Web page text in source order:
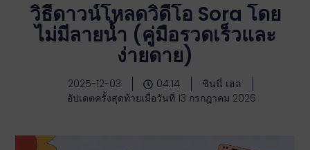
วิธีดาวน์โหลดวิดีโอ Sora โดย
ไม่มีลายน้ำ (คู่มือรวดเร็วและ
ง่ายดาย)
2025-12-03 04:14
ชินนี่ เฮล
อัปเดตครั้งสุดท้ายเมื่อวันที่ 13 กรกฎาคม 2026